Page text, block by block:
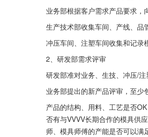
业务部根据客户需求产品要求，
生产技术部收集车间、产线、品
冲压车间、注塑车间收集和记录
2、研发部需求评审
研发部准对业务、生技、冲压/
业务部提出的新产品评审，至少
产品的结构、用料、工艺是否
否有与VVVV长期合作的模具供
师、模具师傅的产能是否可以满